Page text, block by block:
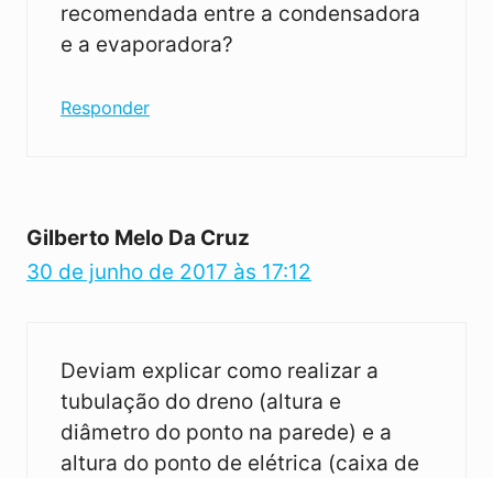
recomendada entre a condensadora
e a evaporadora?
Responder
Gilberto Melo Da Cruz
30 de junho de 2017 às 17:12
Deviam explicar como realizar a
tubulação do dreno (altura e
diâmetro do ponto na parede) e a
altura do ponto de elétrica (caixa de